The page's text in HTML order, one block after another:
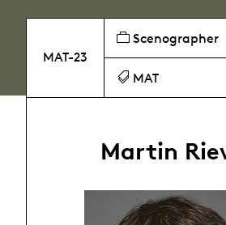
MAT-23
Scenographer
MAT
Martin